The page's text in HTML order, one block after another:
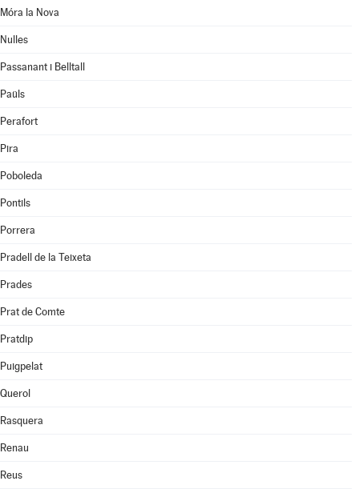
Móra la Nova
Nulles
Passanant i Belltall
Paüls
Perafort
Pira
Poboleda
Pontils
Porrera
Pradell de la Teixeta
Prades
Prat de Comte
Pratdip
Puigpelat
Querol
Rasquera
Renau
Reus